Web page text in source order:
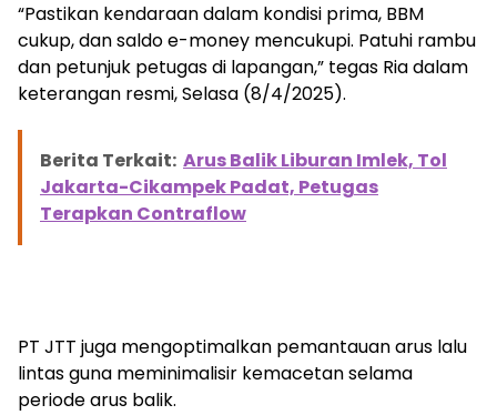
“Pastikan kendaraan dalam kondisi prima, BBM
cukup, dan saldo e-money mencukupi. Patuhi rambu
dan petunjuk petugas di lapangan,” tegas Ria dalam
keterangan resmi, Selasa (8/4/2025).
Berita Terkait: Arus Balik Liburan Imlek, Tol
Jakarta-Cikampek Padat, Petugas
Terapkan Contraflow
PT JTT juga mengoptimalkan pemantauan arus lalu
lintas guna meminimalisir kemacetan selama
periode arus balik.